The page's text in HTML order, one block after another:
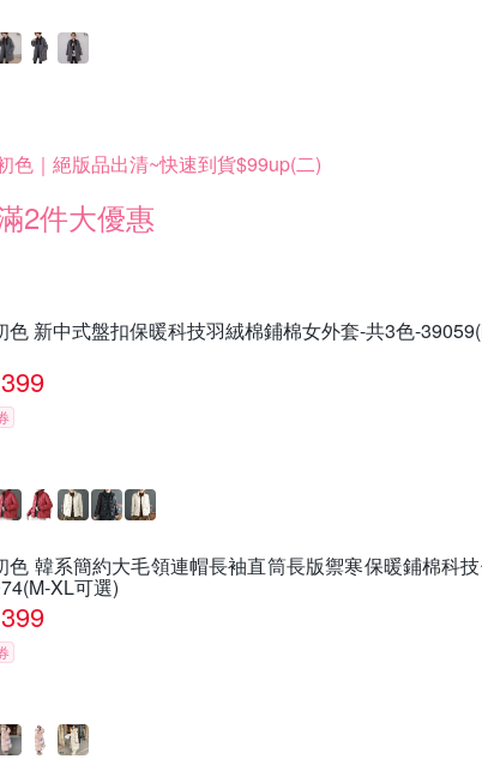
色｜絕版品出清~快速到貨$99up(二)
2件大優惠
色 新中式盤扣保暖科技羽絨棉鋪棉女外套-共3色-
399
色 韓系簡約大毛領連帽長袖直筒長版禦寒保暖鋪棉科
XL可選)
399